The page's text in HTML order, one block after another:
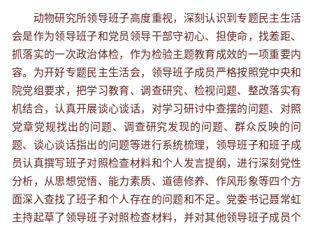
动物研究所领导班子高度重视，深刻认识到专题民主生活
会是作为领导班子和党员领导干部守初心、担使命，找差距、
抓落实的一次政治体检，作为检验主题教育成效的一项重要内
容。为开好专题民主生活会，领导班子成员严格按照党中央和
院党组要求，把学习教育、调查研究、检视问题、整改落实有
机结合，认真开展谈心谈话，对学习研讨中查摆的问题、对照
党章党规找出的问题、调查研究发现的问题、群众反映的问
题、谈心谈话指出的问题等进行系统梳理，领导班子和班子成
员认真撰写班子对照检查材料和个人发言提纲，进行深刻党性
分析，从思想觉悟、能力素质、道德修养、作风形象等四个方
面深入查找了班子和个人存在的问题和不足。党委书记聂常虹
主持起草了领导班子对照检查材料，并对其他领导班子成员个